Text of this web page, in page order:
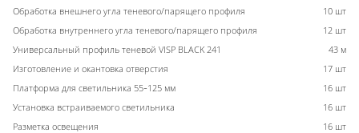
Обработка внешнего угла теневого/парящего профиля
10 шт
Обработка внутреннего угла теневого/парящего профиля
12 шт
Универсальный профиль теневой VISP BLACK 241
43 м
Изготовление и окантовка отверстия
17 шт
Платформа для светильника 55-125 мм
16 шт
Установка встраиваемого светильника
16 шт
Разметка освещения
16 шт